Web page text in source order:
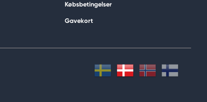
Købsbetingelser
Gavekort